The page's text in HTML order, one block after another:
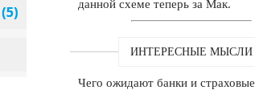
данной схеме теперь за Мак.
ИНТЕРЕСНЫЕ МЫСЛИ
Чего ожидают банки и страховые